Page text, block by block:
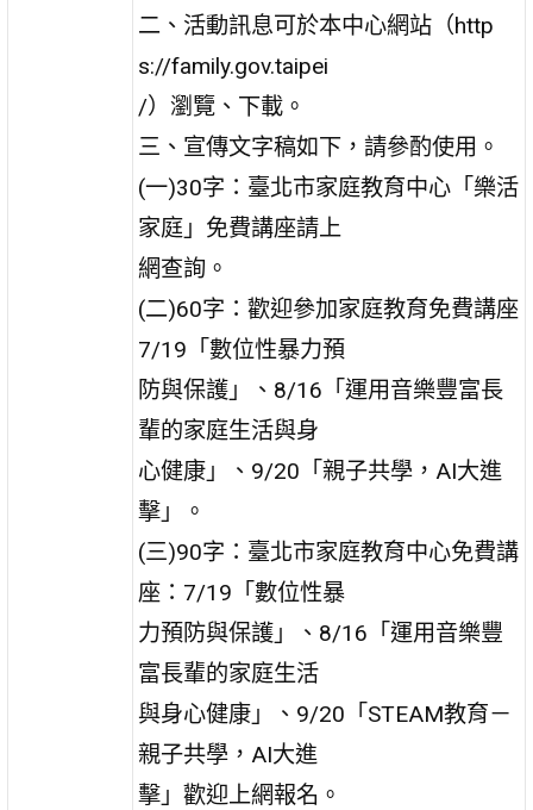
二、活動訊息可於本中心網站（http
s://family.gov.taipei
/）瀏覽、下載。
三、宣傳文字稿如下，請參酌使用。
(一)30字：臺北市家庭教育中心「樂活
家庭」免費講座請上
網查詢。
(二)60字：歡迎參加家庭教育免費講座
7/19「數位性暴力預
防與保護」、8/16「運用音樂豐富長
輩的家庭生活與身
心健康」、9/20「親子共學，AI大進
擊」。
(三)90字：臺北市家庭教育中心免費講
座：7/19「數位性暴
力預防與保護」、8/16「運用音樂豐
富長輩的家庭生活
與身心健康」、9/20「STEAM教育－
親子共學，AI大進
擊」歡迎上網報名。